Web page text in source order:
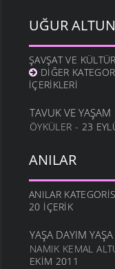
UĞUR ALTUN
ŞAVŞAT VE
DIĞER
İÇERIKLERI
TAVUK VE YAŞAM
ÖYKÜLER - 23
ANILAR
ANILAR
20 İÇERIK
YAŞA DAYIM YAŞA
NAMIK KEMAL
EKIM 2011